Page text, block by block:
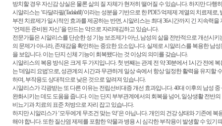
방치할 경우 자신감 상실은 물론 삶의 질 자체가 현저히 떨어질 수 있습니다. 하지만 다행
시알리스는 ‘타달라필(Tadalafil)’이라는 성분을 기반으로 한 PDE5 억제제 계열의 치료
부전 치료제가 일시적인 효과를 제공하는 반면, 시알리스는 최대 36시간까지 긴 지속력
‘언제든 준비된 자신’을 만드는 약으로 자리매김하고 있습니다.
전문가들은 시알리스를 단순한 성 기능 보조제가 아닌, 남성의 삶을 전반적으로 개선시
의 문제가 아니라, 존재감을 확인하는 중요한 요소입니다. 실제로 시알리스를 복용한 남
을 보입니다. 이는 단지 신체 기능이 회복됐다는 것 이상의 의미를 갖습니다.
시알리스의 복용 방식은 크게 두 가지입니다. 첫 번째는 관계 전 약 30분에서 1시간 전에
는 '데일리 요법'으로, 성관계의 시간과 무관하게 일상 속에서 항상 일정한 활력을 유지
하며, 부작용도 상대적으로 낮은 것으로 알려져 있습니다.
시알리스가 각광받는 또 다른 이유는 전립선비대증 개선 효과입니다. 40대 이후의 남성
완화시키는 데도 도움을 줍니다. 이는 단지 부부관계에서의 회복을 넘어, 일상생활 전반
비뇨기과 치료의 표준 처방으로 자리 잡고 있습니다.
하지만 시알리스가 ‘모두에게 무조건 맞는 약’은 아닙니다. 개인의 건강 상태와 기존에
해야 합니다. 또한 질산염 제제를 포함한 약물과 병용 시 심각한 부작용이 발생할 수 있